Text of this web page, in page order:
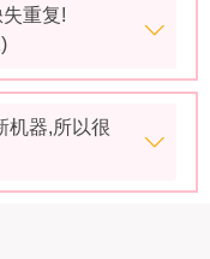
重复!
机器,所以很